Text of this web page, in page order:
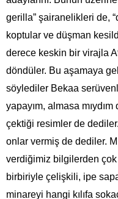
gerilla” şairanelikleri de,
koptular ve düşman
derece keskin bir virajla
döndüler. Bu aşamaya
söylediler Bekaa
yapayım, almasa
çektiği resimler de
onlar vermiş de dediler.
verdiğimiz bilgilerden
birbiriyle çelişkili, ipe
minareyi hangi kılıfa